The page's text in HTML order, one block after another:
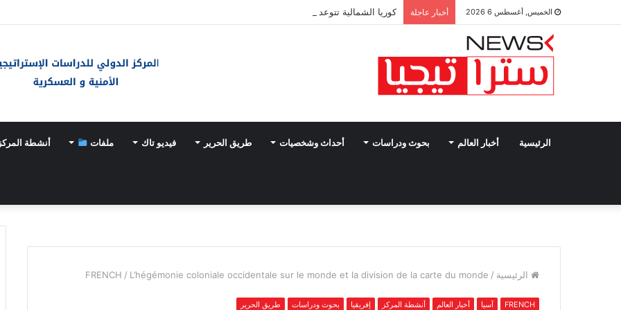
الخميس, أغسطس 6 2026 أخبار عاجلة كوريا الشمالية تتوعد بـ«خيارات عسكرية» مع تسارع وتيرة تسلّح اليابان
الرئيسية أخبار العالم بحوث ودراسات أحداث وشخصيات طريق الحرير فيديو تاك ملفات أنشطة المركز
الرئيسية /
FRENCH / L’hégémonie coloniale occidentale sur le monde et la division de la carte du monde
FRENCH آسيا أخبار العالم أنشطة المركز إفريقيا بحوث ودراسات طريق الحرير